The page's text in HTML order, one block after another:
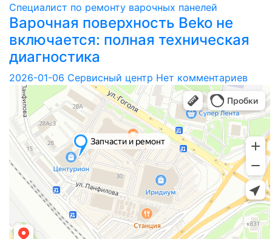
Специалист по ремонту варочных панелей
Варочная поверхность Beko не
включается: полная техническая
диагностика
2026-01-06 Сервисный центр Нет комментариев